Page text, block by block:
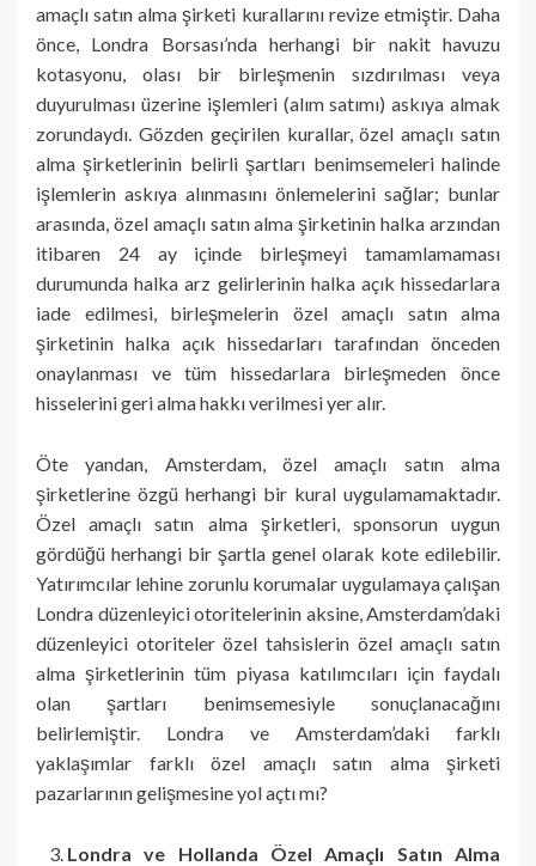
amaçlı satın alma şirketi kurallarını revize etmiştir. Daha
önce, Londra Borsası’nda herhangi bir nakit havuzu
kotasyonu, olası bir birleşmenin sızdırılması veya
duyurulması üzerine işlemleri (alım satımı) askıya almak
zorundaydı. Gözden geçirilen kurallar, özel amaçlı satın
alma şirketlerinin belirli şartları benimsemeleri halinde
işlemlerin askıya alınmasını önlemelerini sağlar; bunlar
arasında, özel amaçlı satın alma şirketinin halka arzından
itibaren 24 ay içinde birleşmeyi tamamlamaması
durumunda halka arz gelirlerinin halka açık hissedarlara
iade edilmesi, birleşmelerin özel amaçlı satın alma
şirketinin halka açık hissedarları tarafından önceden
onaylanması ve tüm hissedarlara birleşmeden önce
hisselerini geri alma hakkı verilmesi yer alır.
Öte yandan, Amsterdam, özel amaçlı satın alma
şirketlerine özgü herhangi bir kural uygulamamaktadır.
Özel amaçlı satın alma şirketleri, sponsorun uygun
gördüğü herhangi bir şartla genel olarak kote edilebilir.
Yatırımcılar lehine zorunlu korumalar uygulamaya çalışan
Londra düzenleyici otoritelerinin aksine, Amsterdam’daki
düzenleyici otoriteler özel tahsislerin özel amaçlı satın
alma şirketlerinin tüm piyasa katılımcıları için faydalı
olan şartları benimsemesiyle sonuçlanacağını
belirlemiştir. Londra ve Amsterdam’daki farklı
yaklaşımlar farklı özel amaçlı satın alma şirketi
pazarlarının gelişmesine yol açtı mı?
Londra ve Hollanda Özel Amaçlı Satın Alma